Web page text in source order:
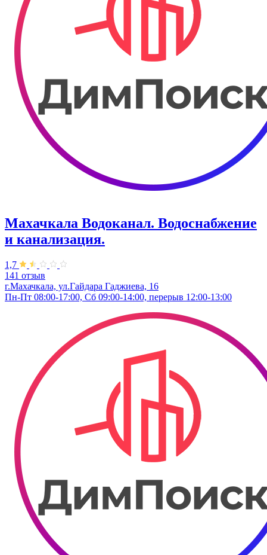
Махачкала Водоканал. Водоснабжение
и канализация.
1,7
141 отзыв
г.Махачкала, ул.Гайдара Гаджиева, 16
Пн-Пт 08:00-17:00, Сб 09:00-14:00, перерыв 12:00-13:00